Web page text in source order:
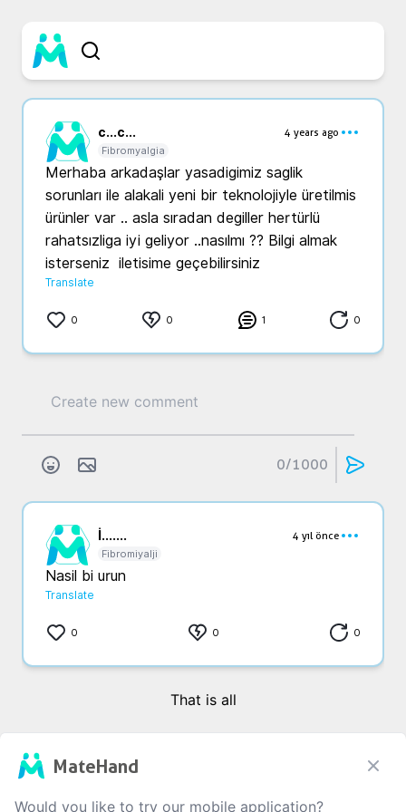
c...c...
4 years ago
Fibromyalgia
Merhaba arkadaşlar yasadigimiz saglik
sorunları ile alakali yeni bir teknolojiyle üretilmis
ürünler var .. asla sıradan degiller hertürlü
rahatsızliga iyi geliyor ..nasılmı ?? Bilgi almak
isterseniz  iletisime geçebilirsiniz
Translate
0 0 1 0
0/1000
İ.......
4 yıl önce
Fibromiyalji
Nasil bi urun
Translate
0 0 0
That is all
MateHand
Would you like to try our mobile application?